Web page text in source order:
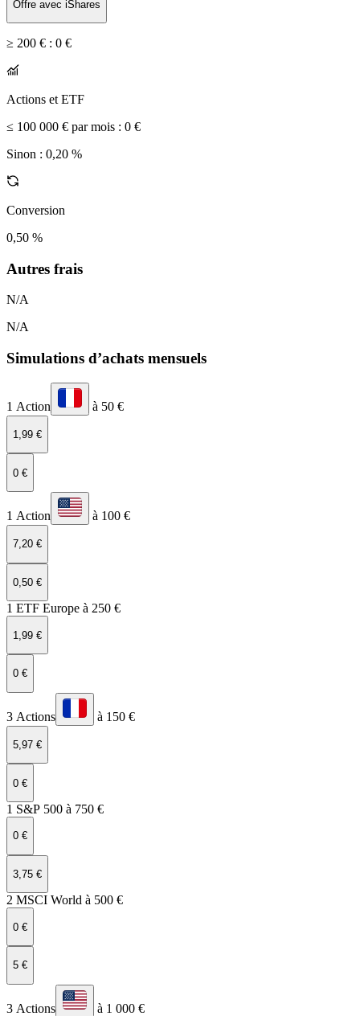
Offre avec iShares
≥ 200 € : 0 €
Actions et ETF
≤ 100 000 € par mois : 0 €
Sinon : 0,20 %
Conversion
0,50 %
Autres frais
N/A
N/A
Simulations d’achats mensuels
1 Action à 50 €
1,99 €
0 €
1 Action à 100 €
7,20 €
0,50 €
1 ETF Europe à 250 €
1,99 €
0 €
3 Actions à 150 €
5,97 €
0 €
1 S&P 500 à 750 €
0 €
3,75 €
2 MSCI World à 500 €
0 €
5 €
3 Actions à 1 000 €